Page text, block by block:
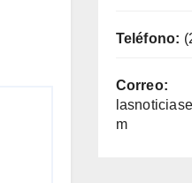
Teléfono:
Correo:
m